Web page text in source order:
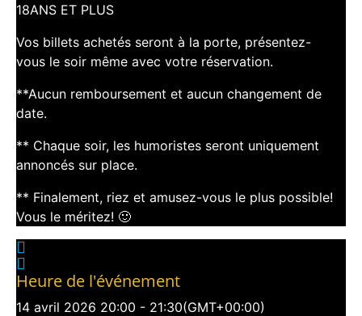
18ANS ET PLUS
Vos billets achetés seront à la porte, présentez-
vous le soir même avec votre réservation.
**Aucun remboursement et aucun changement de
date.
** Chaque soir, les humoristes seront uniquement
annoncés sur place.
** Finalement, riez et amusez-vous le plus possible!
Vous le méritez! 🙂
Heure de l'événement
14 avril 2026 20:00 - 21:30(GMT+00:00)